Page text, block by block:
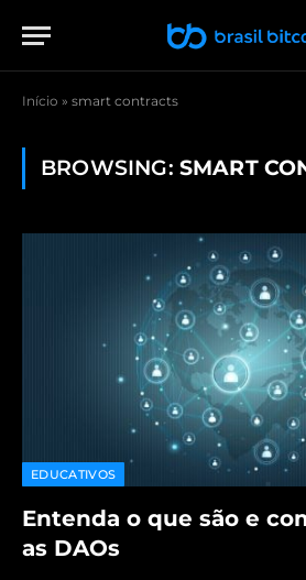
Início » smart contracts
BROWSING: SMART
EDUCATIVOS
Entenda o que são e
as DAOs